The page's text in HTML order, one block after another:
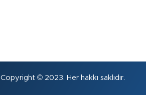
Copyright © 2023. Her hakkı saklıdır.